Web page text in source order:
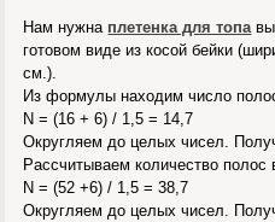
Нам нужна плетенка для топа
готовом виде из косой бейки
см.).
Из формулы находим число
N = (16 + 6) / 1,5 = 14,7
Округляем до целых чисел.
Рассчитываем количество полос
N = (52 +6) / 1,5 = 38,7
Округляем до целых чисел.